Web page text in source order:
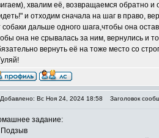
хвалим её, возвращаемся обратно и
и отходим сначала на шаг в право,
собаки дальше одного шага,чтобы она
она не срывалась за ним, вернулись и
вернуть её на тоже место со
Добавлено: Вс Ноя 24, 2024 18:58 Заголовок
задание:
Подзыв